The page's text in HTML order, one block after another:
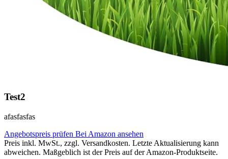
Test2
afasfasfas
Angebotspreis prüfen Bei Amazon ansehen
Preis inkl. MwSt., zzgl. Versandkosten. Letzte Aktualisierung kann
abweichen. Maßgeblich ist der Preis auf der Amazon-Produktseite.